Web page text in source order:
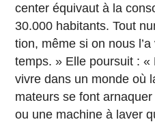
center équi­vaut à la
30.000 ha­bi­tants. Tout
tion, même si on nous
temps. » Elle pour­suit :
vivre dans un monde où
ma­teurs se font
ou une machine à laver